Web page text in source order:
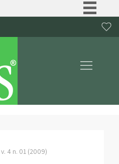
Canais
v. 4 n. 01 (2009)